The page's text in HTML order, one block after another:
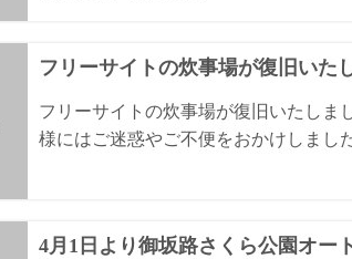
フリーサイトの炊事場が復旧いた
フリーサイトの炊事場が復旧いたしま
様にはご迷惑やご不便をおかけしまし
4月1日より御坂路さくら公園オー